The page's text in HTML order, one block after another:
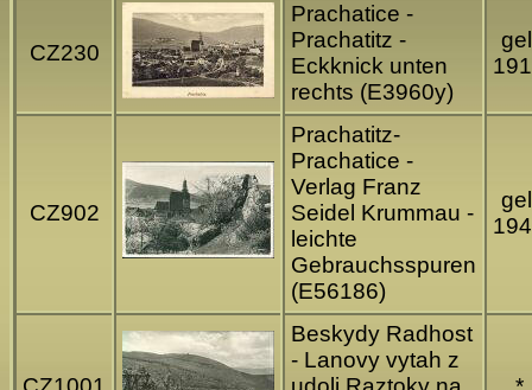
CZ230
Prachatice -
Prachatitz -
Eckknick unten
rechts (E3960y)
CZ902
Prachatitz-
Prachatice -
Verlag Franz
Seidel Krummau -
leichte
Gebrauchsspuren
(E56186)
Beskydy Radhost
- Lanovy vytah z